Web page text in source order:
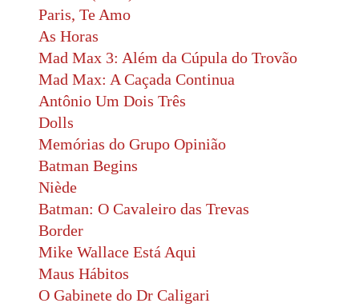
Paris, Te Amo
As Horas
Mad Max 3: Além da Cúpula do Trovão
Mad Max: A Caçada Continua
Antônio Um Dois Três
Dolls
Memórias do Grupo Opinião
Batman Begins
Niède
Batman: O Cavaleiro das Trevas
Border
Mike Wallace Está Aqui
Maus Hábitos
O Gabinete do Dr Caligari